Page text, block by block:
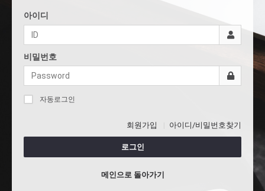
아이디
비밀번호
자동로그인
회원가입 아이디/비밀번호찾기
로그인
메인으로 돌아가기